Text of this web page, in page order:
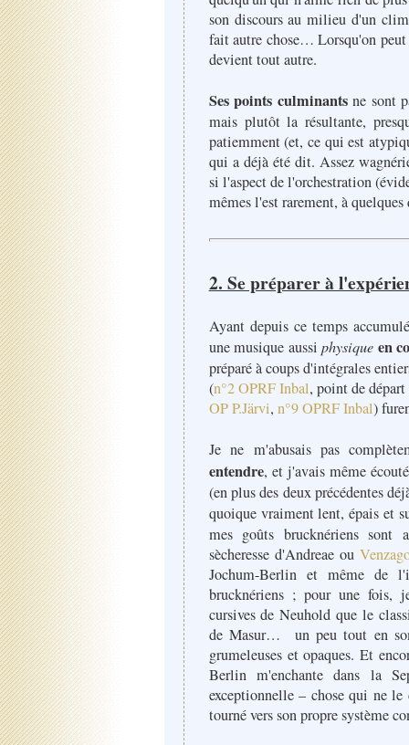
son discours au milieu d'un
fait autre chose… Lorsqu'on
devient tout autre.
Ses points culminantsne sont
mais plutôt la résultante,
patiemment (et, ce qui est
qui a déjà été dit. Assez
si l'aspect de l'orchestration
mêmes l'est rarement, à
2. Se préparer à
Ayant depuis ce temps
une musique aussiphysique en
préparé à coups d'intégrales
(n°2 OPRF Inbal, point de
OP P.Järvi, n°9 OPRF Inbal)
Je ne m'abusais pas
entendre, et j'avais même
(en plus des deux précédentes
quoique vraiment lent, épais et
mes goûts brucknériens sont
sècheresse d'Andreae ou
Jochum-Berlin et même de
brucknériens ; pour une fois,
cursives de Neuhold que le
de Masur… un peu tout en
grumeleuses et opaques. Et
Berlin m'enchante dans la
exceptionnelle – chose qui ne
tourné vers son propre système